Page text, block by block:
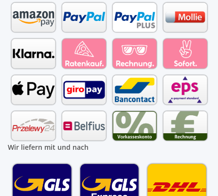
Wir liefern mit und nach